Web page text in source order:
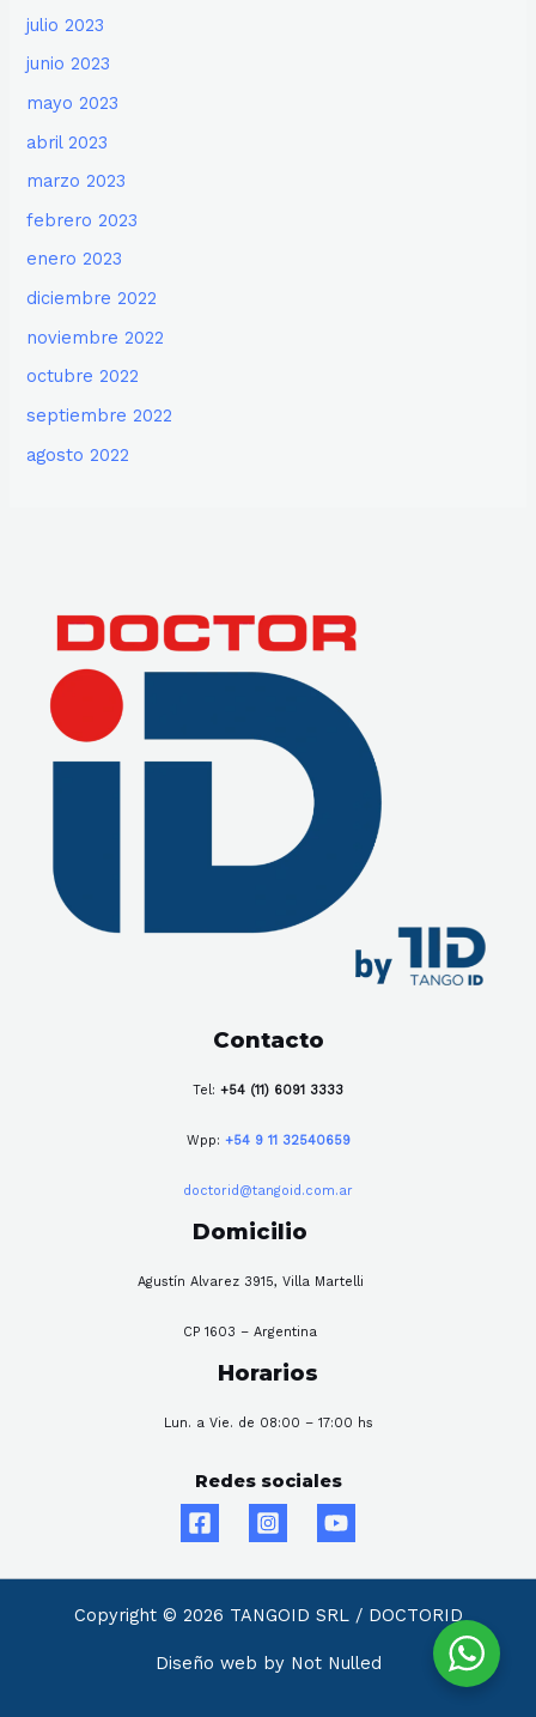
julio 2023
junio 2023
mayo 2023
abril 2023
marzo 2023
febrero 2023
enero 2023
diciembre 2022
noviembre 2022
octubre 2022
septiembre 2022
agosto 2022
Contacto
Tel: +54 (11) 6091 3333
Wpp: +54 9 11 32540659
doctorid@tangoid.com.ar
Domicilio
Agustín Alvarez 3915, Villa Martelli
CP 1603 – Argentina
Horarios
Lun. a Vie. de 08:00 – 17:00 hs
Redes sociales
Copyright © 2026 TANGOID SRL / DOCTORID
Diseño web by Not Nulled